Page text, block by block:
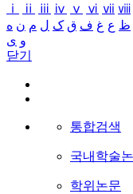
ⅰ
ⅱ ⅲ ⅳ ⅴ ⅵ ⅶ ⅷ
ظ ع غ ف ق ک ل م ن ه
و ی
닫기
통합검색
국내학술
학위논문